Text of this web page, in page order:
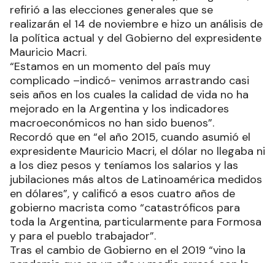
refirió a las elecciones generales que se
realizarán el 14 de noviembre e hizo un análisis de
la política actual y del Gobierno del expresidente
Mauricio Macri.
“Estamos en un momento del país muy
complicado –indicó- venimos arrastrando casi
seis años en los cuales la calidad de vida no ha
mejorado en la Argentina y los indicadores
macroeconómicos no han sido buenos”.
Recordó que en “el año 2015, cuando asumió el
expresidente Mauricio Macri, el dólar no llegaba ni
a los diez pesos y teníamos los salarios y las
jubilaciones más altos de Latinoamérica medidos
en dólares”, y calificó a esos cuatro años de
gobierno macrista como “catastróficos para
toda la Argentina, particularmente para Formosa
y para el pueblo trabajador”.
Tras el cambio de Gobierno en el 2019 “vino la